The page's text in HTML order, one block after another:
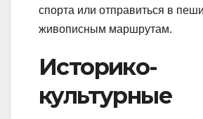
спорта или отправиться в
живописным маршрутам.
Историко-
культурные